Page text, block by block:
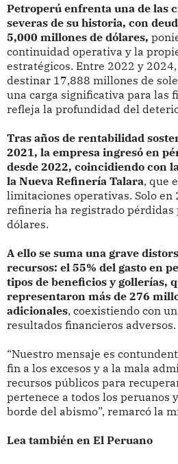
Petroperú enfrenta una de las
severas de su historia, con
5,000 millones de dólares,
continuidad operativa y la
estratégicos. Entre 2022 y
destinar 17,888 millones de
una carga significativa para las
refleja la profundidad del
Tras años de rentabilidad
2021, la empresa ingresó en
desde 2022, coincidiendo con
la Nueva Refinería Talara, que
limitaciones operativas. Solo en
refinería ha registrado pérdidas
dólares.
A ello se suma una grave
recursos: el 55% del gasto en
tipos de beneficios y gollerías,
representaron más de 276
adicionales, coexistiendo con
resultados financieros adversos.
“Nuestro mensaje es
fin a los excesos y a la mala
recursos públicos para
pertenece a todos los peruanos
borde del abismo”, remarcó la
Lea también en El Peruano